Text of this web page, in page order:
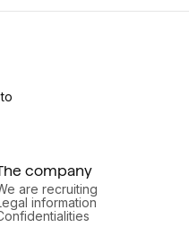
company
are recruiting
information